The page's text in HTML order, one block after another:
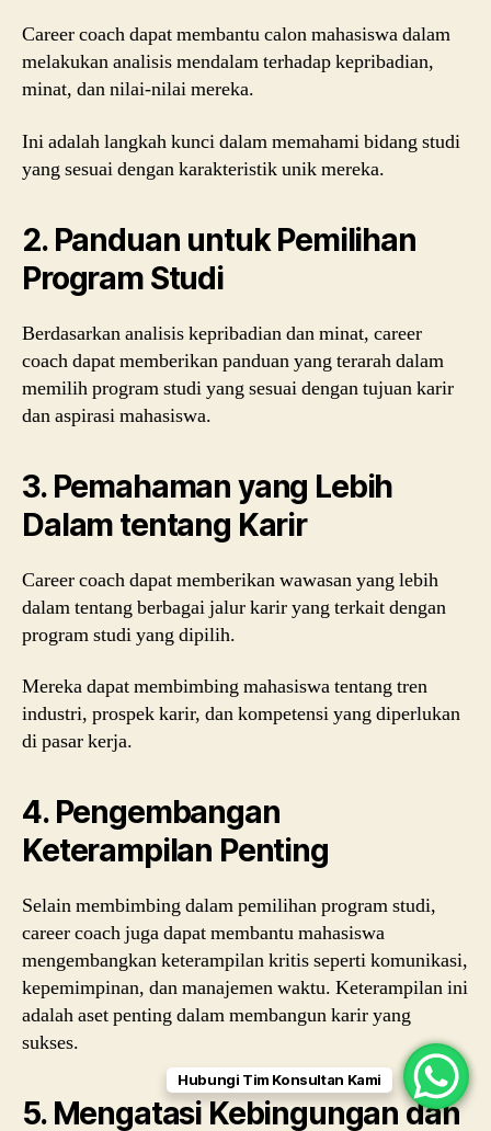
Career coach dapat membantu calon mahasiswa dalam
melakukan analisis mendalam terhadap kepribadian,
minat, dan nilai-nilai mereka.
Ini adalah langkah kunci dalam memahami bidang studi
yang sesuai dengan karakteristik unik mereka.
2. Panduan untuk Pemilihan
Program Studi
Berdasarkan analisis kepribadian dan minat, career
coach dapat memberikan panduan yang terarah dalam
memilih program studi yang sesuai dengan tujuan karir
dan aspirasi mahasiswa.
3. Pemahaman yang Lebih
Dalam tentang Karir
Career coach dapat memberikan wawasan yang lebih
dalam tentang berbagai jalur karir yang terkait dengan
program studi yang dipilih.
Mereka dapat membimbing mahasiswa tentang tren
industri, prospek karir, dan kompetensi yang diperlukan
di pasar kerja.
4. Pengembangan
Keterampilan Penting
Selain membimbing dalam pemilihan program studi,
career coach juga dapat membantu mahasiswa
mengembangkan keterampilan kritis seperti komunikasi,
kepemimpinan, dan manajemen waktu. Keterampilan ini
adalah aset penting dalam membangun karir yang
sukses.
5. Mengatasi Kebingungan dan
Hubungi Tim Konsultan Kami